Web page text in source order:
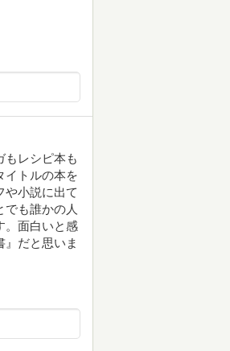
もレシピ本も
イトルの本を
や小説に出て
でも誰かの人
。面白いと感
』だと思いま